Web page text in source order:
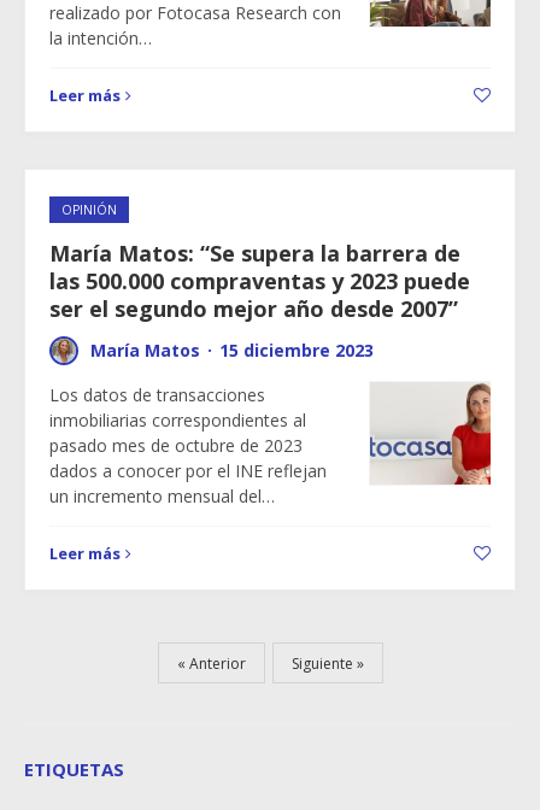
realizado por Fotocasa Research con
la intención…
Leer más
OPINIÓN
María Matos: “Se supera la barrera de
las 500.000 compraventas y 2023 puede
ser el segundo mejor año desde 2007”
María Matos · 15 diciembre 2023
Los datos de transacciones
inmobiliarias correspondientes al
pasado mes de octubre de 2023
dados a conocer por el INE reflejan
un incremento mensual del…
Leer más
Anterior Siguiente
ETIQUETAS